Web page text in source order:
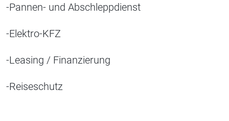
-Pannen- und Abschleppdienst
-Elektro-KFZ
-Leasing / Finanzierung
-Reiseschutz